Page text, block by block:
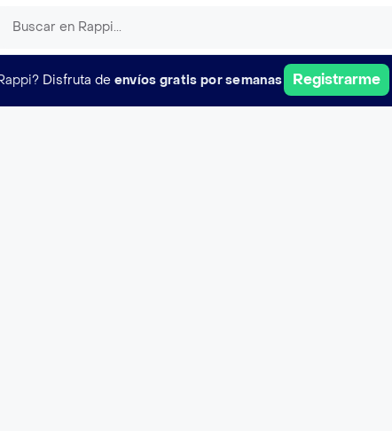
Disfruta de envíos gratis por semanas Registrarme